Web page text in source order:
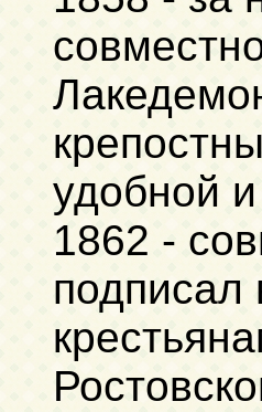
удобной
1862 -
подписал